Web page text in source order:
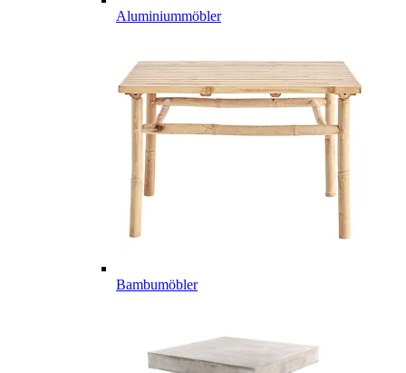
Aluminiummöbler
Bambumöbler